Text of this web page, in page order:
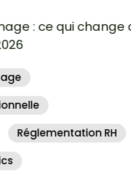
Arrêts de travail :
septembre 2026
Fonction publique
Ressources humaines
Congés pour raison